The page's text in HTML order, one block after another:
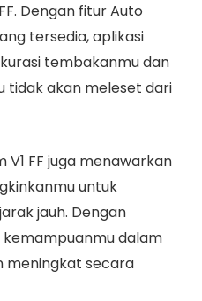
Dengan fitur Auto
tersedia, aplikasi
tembakanmu dan
tidak akan meleset dari
V1 FF juga menawarkan
untuk
jauh. Dengan
kemampuanmu dalam
meningkat secara